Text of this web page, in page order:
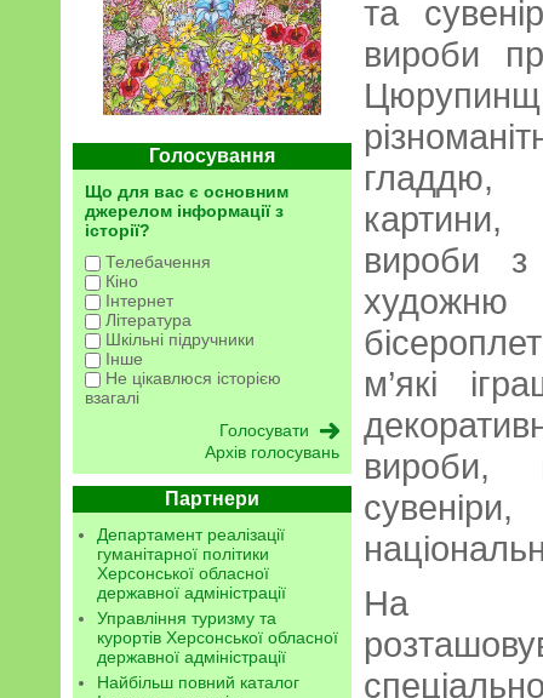
Голосування
Що для вас є основним
джерелом інформації з
історії?
Телебачення
Кіно
Інтернет
Література
Шкільні підручники
Інше
Не цікавлюся історією
взагалі
Архів голосувань
Партнери
Департамент реалізації
гуманітарної політики
Херсонської обласної
державної адміністрації
Управління туризму та
курортів Херсонської обласної
державної адміністрації
Найбільш повний каталог
та
вироби
вироби з
м’які
вироби,
На